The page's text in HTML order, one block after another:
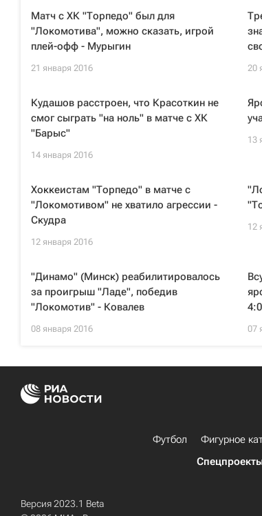
Матч с ХК "Торпедо" был для
"Локомотива", можно сказать, игрой
плей-офф - Мурыгин
21 января 2016 20
Кудашов расстроен, что Красоткин не
смог сыграть "на ноль" в матче с ХК
"Барыс"
14 января 2016
13
Хоккеистам "Торпедо" в матче с
"Локомотивом" не хватило агрессии -
Скудра
12 января 2016
12
"Динамо" (Минск) реабилитировалось
за проигрыш "Ладе", победив
"Локомотив" - Ковалев
08 января 2016 07
Футбол Фигурное
Версия 2023.1 Beta